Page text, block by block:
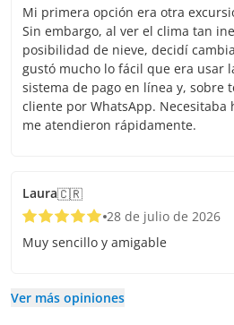
Mi primera opción era otra
Sin embargo, al ver el clima tan
posibilidad de nieve, decidí
gustó mucho lo fácil que era usar
sistema de pago en línea y, sobre
cliente por WhatsApp. Necesitaba
me atendieron rápidamente.
Laura🇨🇷
28 de julio de 2026
Muy sencillo y amigable
Ver más opiniones